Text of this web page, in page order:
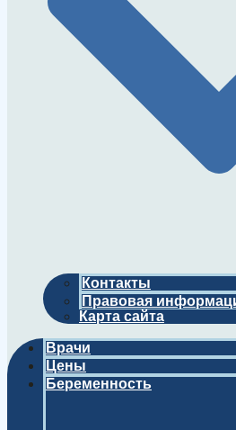
Контакты
Правовая
Карта сайта
Врачи
Цены
Беременность